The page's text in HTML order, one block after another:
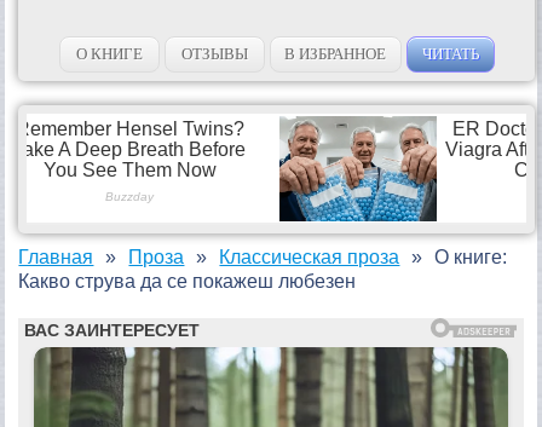
О КНИГЕ ОТЗЫВЫ В ИЗБРАННОЕ ЧИТАТЬ
Главная Проза Классическая проза
О книге:
Какво струва да се покажеш любезен